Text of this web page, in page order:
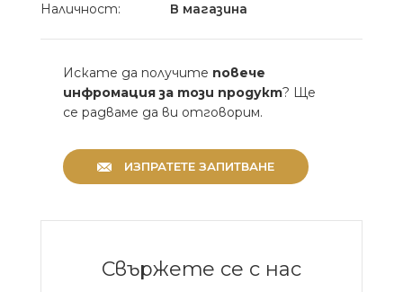
Наличност:
В магазина
Искате да получите повече
инфромация за този продукт? Ще
се радваме да ви отговорим.
ИЗПРАТЕТЕ ЗАПИТВАНЕ
Свържете се с нас